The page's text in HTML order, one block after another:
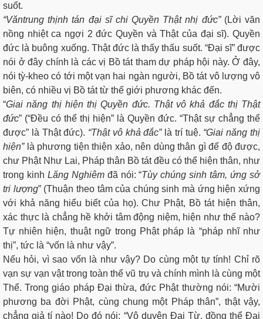
suốt.
“Văntrung thịnh tán đại sĩ chi Quyền Thật nhị đức” (Lời văn
nồng nhiệt ca ngợi 2 đức Quyền và Thật của đại sĩ). Quyền
đức là buông xuống. Thật đức là thấy thấu suốt. “Đại sĩ” được
nói ở đây chính là các vị Bồ tát tham dự pháp hội này. Ở đây,
nói tỳ-kheo có tới một vạn hai ngàn người, Bồ tát vô lượng vô
biên, có nhiều vị Bồ tát từ thế giới phương khác đến.
“Giai năng thị hiện thị Quyền đức. Thật vô khả đắc thị Thật
đức” (“Đều có thể thị hiện” là Quyền đức. “Thật sự chẳng thể
được” là Thật đức). “Thật vô khả đắc” là trí tuệ. “Giai năng thị
hiện” là phương tiện thiện xảo, nên dùng thân gì để độ được,
chư Phật Như Lai, Pháp thân Bồ tát đều có thể hiện thân, như
trong kinh Lăng Nghiêm đã nói: “Tùychúng sinh tâm, ứng sở
tri lượng” (Thuận theo tâm của chúng sinh mà ứng hiện xứng
với khả năng hiểu biết của họ). Chư Phật, Bồ tát hiện thân,
xác thực là chẳng hề khởi tâm động niệm, hiện như thế nào?
Tự nhiên hiện, thuật ngữ trong Phật pháp là “pháp nhĩ như
thị”, tức là “vốn là như vậy”.
Nếu hỏi, vì sao vốn là như vậy? Do cùng một tự tính! Chỉ rõ
vạn sự vạn vật trong toàn thể vũ trụ và chính mình là cùng một
Thể. Trong giáo pháp Đại thừa, đức Phật thường nói: “Mười
phương ba đời Phật, cùng chung một Pháp thân”, thật vậy,
chẳng giả tí nào! Do đó nói: “Vô duyên Đại Từ, đồng thể Đại